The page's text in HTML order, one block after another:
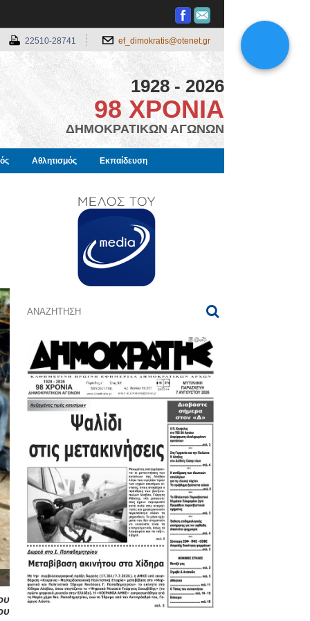
22510-28741 ef_dimokratis@otenet.gr
1928 - 2026
98 ΧΡΟΝΙΑ
ΔΗΜΟΚΡΑΤΙΚΩΝ ΑΓΩΝΩΝ
Αθλητισμός Εκπαίδευση